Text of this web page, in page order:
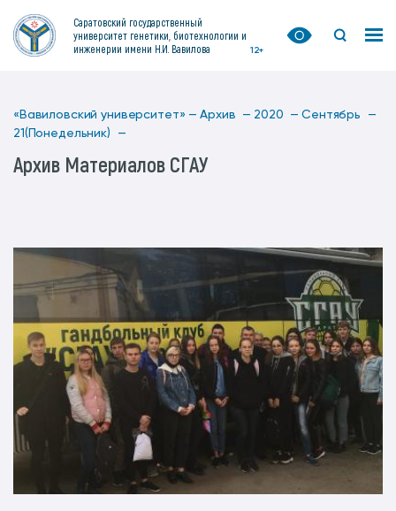
Саратовский государственный
университет генетики, биотехнологии и
инженерии имени Н.И. Вавилова
12+
«Вавиловский университет» — Архив — 2020 — Сентябрь —
21(Понедельник) —
Архив Материалов СГАУ